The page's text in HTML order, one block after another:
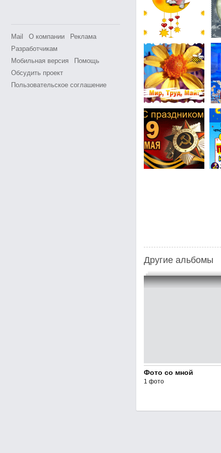
Mail О компании
Реклама
Разработчикам
Мобильная версия
Помощь
Обсудить проект
Пользовательское соглашение
Другие альбомы
Фото со мной
1 фото